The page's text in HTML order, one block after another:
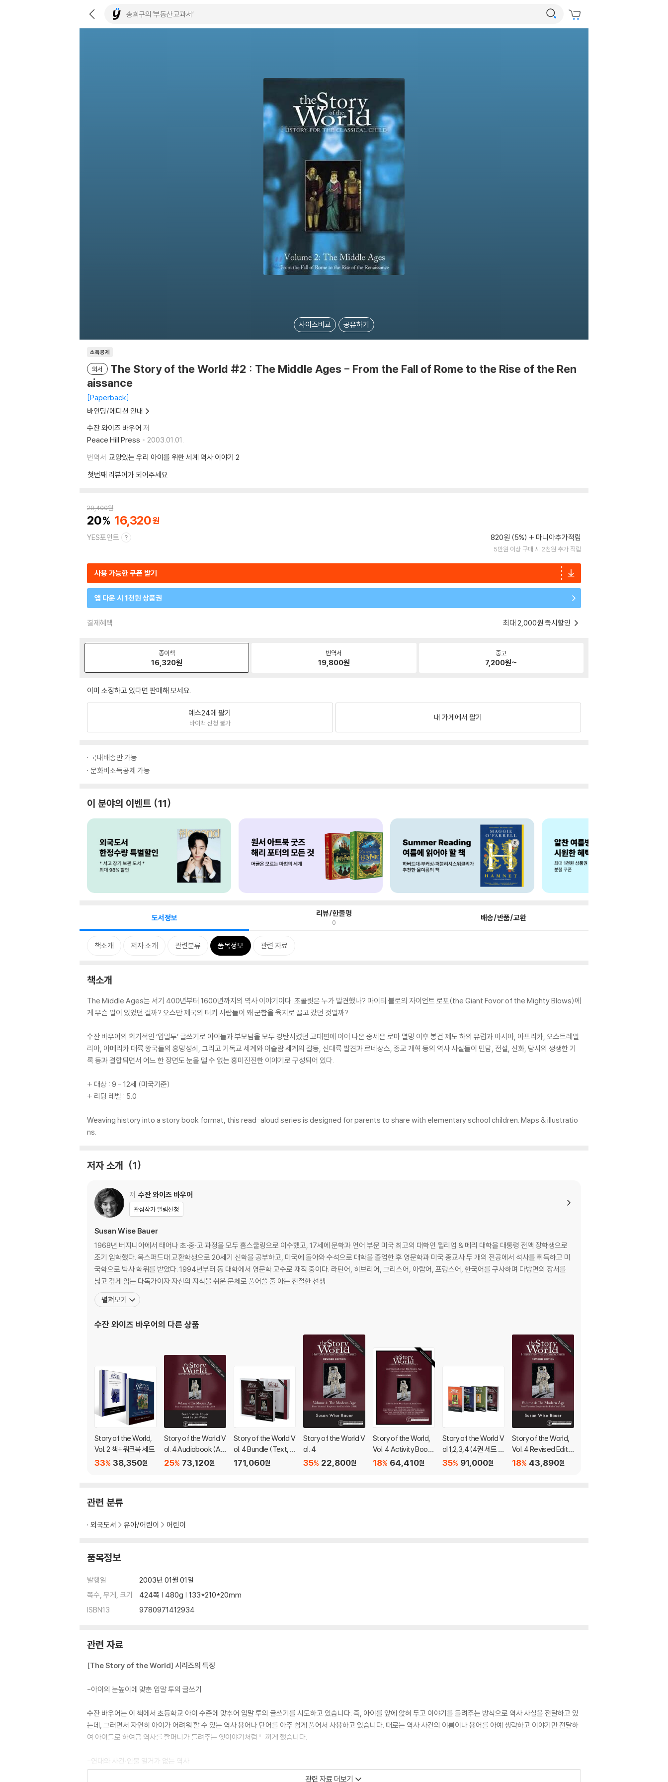
사이즈비교 공유하기
소득공제
외서
The Story of the World #2 : The Middle Ages - From the Fall of Rome to the Rise of the Ren
aissance
Paperback
바인딩/에디션 안내
수잔 와이즈 바우어 저
Peace Hill Press
2003.01.01.
번역서 교양있는 우리 아이를 위한 세계 역사 이야기 2
첫번째 리뷰어가 되어주세요
20,400원
20 16,320
YES포인트 820원 (5%) 마니아추가적립
5만원 이상 구매 시 2천원 추가 적립
사용 가능한 쿠폰 받기
앱 다운 시 1천원 상품권
결제혜택 최대 2,000원 즉시할인
종이책
16,320원
번역서
19,800원
중고
7,200원~
이미 소장하고 있다면 판매해 보세요.
예스24에 팔기
바이백 신청 불가
내 가게에서 팔기
국내배송만 가능
문화비소득공제 가능
이 분야의 이벤트 11
도서정보 리뷰/한줄평
0 배송/반품/교환
책소개 저자 소개 관련분류 품목정보 관련 자료
책소개
The Middle Ages는 서기 400년부터 1600년까지의 역사 이야기이다. 초콜릿은 누가 발견했나? 마이티 블로의 자이언트 로포(the Giant Fovor of the Mighty Blows)에
게 무슨 일이 있었던 걸까? 오스만 제국의 터키 사람들이 왜 군함을 육지로 끌고 갔던 것일까?
수잔 바우어의 획기적인 ‘입말투’ 글쓰기로 아이들과 부모님을 모두 경탄시켰던 고대편에 이어 나온 중세은 로마 멸망 이후 봉건 제도 하의 유럽과 아시아, 아프리카, 오스트레일
리아, 아메리카 대륙 왕국들의 흥망성쇠, 그리고 기독교 세계와 이슬람 세계의 갈등, 신대륙 발견과 르네상스, 종교 개혁 등의 역사 사실들이 민담, 전설, 신화, 당시의 생생한 기
록 등과 결합되면서 어느 한 장면도 눈을 뗄 수 없는 흥미진진한 이야기로 구성되어 있다.
+ 대상 : 9 - 12세 (미국기준)
+ 리딩 레벨 : 5.0
Weaving history into a story book format, this read-aloud series is designed for parents to share with elementary school children. Maps & illustratio
ns.
저자 소개 1
저 수잔 와이즈 바우어
관심작가 알림신청
Susan Wise Bauer
1968년 버지니아에서 태어나 초·중·고 과정을 모두 홈스쿨링으로 이수했고, 17세에 문학과 언어 부문 미국 최고의 대학인 윌리엄 & 메리 대학을 대통령 전액 장학생으로
조기 입학했다. 옥스퍼드대 교환학생으로 20세기 신학을 공부하고, 미국에 돌아와 수석으로 대학을 졸업한 후 영문학과 미국 종교사 두 개의 전공에서 석사를 취득하고 미
국학으로 박사 학위를 받았다. 1994년부터 동 대학에서 영문학 교수로 재직 중이다. 라틴어, 히브리어, 그리스어, 아랍어, 프랑스어, 한국어를 구사하며 다방면의 장서를
넓고 깊게 읽는 다독가이자 자신의 지식을 쉬운 문체로 풀어쓸 줄 아는 친절한 선생
펼쳐보기
수잔 와이즈 바우어의 다른 상품
Story of the World,
Vol. 2 책+워크북 세트
38,350원
33%
Story of the World V
ol. 4 Audiobook (Au
dio CD)73,120원
25%
Story of the World V
ol. 4 Bundle (Text, A
ctivity Book, and Te
171,060원
Story of the World V
ol. 4
22,800원
35%
Story of the World,
Vol. 4 Activity Book,
Revised Edition: Th
64,410원
18%
Story of the World V
ol 1,2,3,4 (4권 세트 /
Text Bundle)
91,000원
35%
Story of the World,
Vol. 4 Revised Editio
n: History for the Cla
43,890원
18%
관련 분류
외국도서 유아/어린이 어린이
품목정보
발행일
2003년 01월 01일
쪽수, 무게, 크기
424쪽 | 480g | 133*210*20mm
ISBN13
9780971412934
관련 자료
[The Story of the World] 시리즈의 특징
-아이의 눈높이에 맞춘 입말 투의 글쓰기
수잔 바우어는 이 책에서 초등학교 아이 수준에 맞추어 입말 투의 글쓰기를 시도하고 있습니다. 즉, 아이를 앞에 앉혀 두고 이야기를 들려주는 방식으로 역사 사실을 전달하고 있
는데, 그러면서 자연히 아이가 어려워 할 수 있는 역사 용어나 단어를 아주 쉽게 풀어서 사용하고 있습니다. 때로는 역사 사건의 이름이나 용어를 아예 생략하고 이야기만 전달하
여 아이들로 하여금 역사를 할머니가 들려주는 옛이야기처럼 느끼게 했습니다.
-연대와 사건·인물 열거가 없는 역사
관련 자료 더보기